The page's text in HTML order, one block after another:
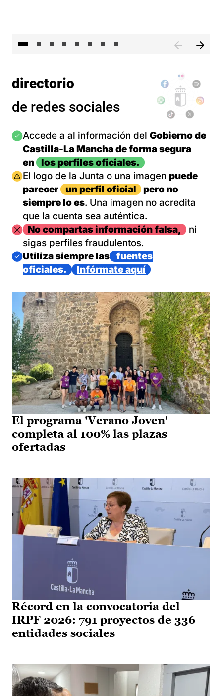
directorio
de redes sociales
Imagen
Accede a al información del Gobierno de
Castilla-La Mancha de forma segura
en
los perfiles oficiales.
Imagen
El logo de la Junta o una imagen puede
parecer
un perfil oficial
pero no
siempre lo es. Una imagen no acredita
que la cuenta sea auténtica.
ImagenNo compartas información falsa,
ni
sigas perfiles fraudulentos.
Imagen
Utiliza siempre las
fuentes
oficiales.
Infórmate aquí
El programa 'Verano Joven'
completa al 100% las plazas
ofertadas
Récord en la convocatoria del
IRPF 2026: 791 proyectos de 336
entidades sociales